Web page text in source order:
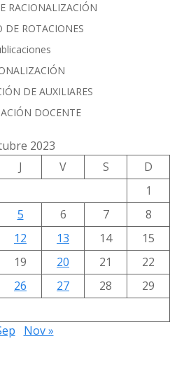
RACIONALIZACIÓN
DE ROTACIONES
DE AUXILIARES
DOCENTE
2023
J V S
D
1
5 6 7
8
12 13 14
15
19 20 21
22
26 27 28
29
Nov »